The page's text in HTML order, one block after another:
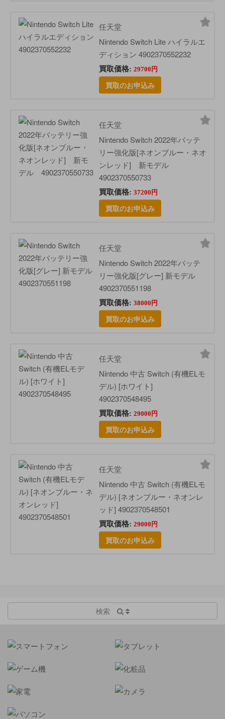
任天堂
Nintendo Switch Lite ハイラルエ
ディション 4902370552232
買取価格: 29700円
買取のお申込み
任天堂
Nintendo Switch 2022年バッテ
リー強化版[ネオンブルー・ネオ
ンレッド] 新モデル
4902370550733
買取価格: 37200円
買取のお申込み
任天堂
Nintendo Switch 2022年バッテ
リー強化版[グレー] 新モデル
4902370551198
買取価格: 38000円
買取のお申込み
任天堂
Nintendo 中古 Switch (有機ELモ
デル) [ホワイト]
4902370548495
買取価格: 29000円
買取のお申込み
任天堂
Nintendo 中古 Switch (有機ELモ
デル) [ネオンブルー・ネオンレ
ッド] 4902370548501
買取価格: 29000円
買取のお申込み
検索